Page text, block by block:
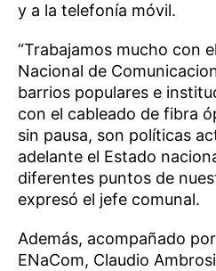
y a la telefonía móvil.
“Trabajamos mucho con
Nacional de
barrios populares e
con el cableado de fibra
sin pausa, son políticas
adelante el Estado
diferentes puntos de
expresó el jefe comunal.
Además, acompañado
ENaCom, Claudio